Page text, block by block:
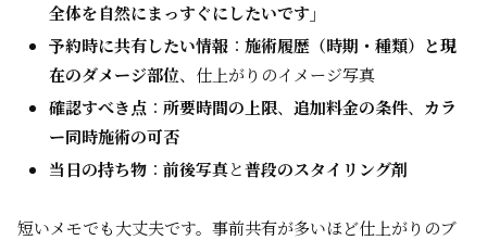
全体を自然にまっすぐにしたいです」
予約時に共有したい情報 ： 施術履歴（時期・種類）と現
在のダメージ部位、仕上がりのイメージ写真
確認すべき点 ： 所要時間の上限、 追加料金の条件、 カラ
ー同時施術の可否
当日の持ち物 ： 前後写真と普段のスタイリング剤
短いメモでも大丈夫です。事前共有が多いほど仕上がりのブ